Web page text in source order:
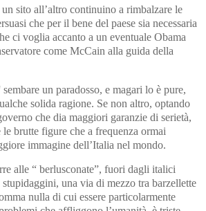
sito all’altro continuino a rimbalzare le
che per il bene del paese sia necessaria
ci voglia accanto a un eventuale Obama
come McCain alla guida della
un paradosso, e magari lo è pure,
solida ragione. Se non altro, optando
che dia maggiori garanzie di serietà,
brutte figure che a frequenza ormai
immagine dell’Italia nel mondo.
alle “ berlusconate”, fuori dagli italici
una via di mezzo tra barzellette
nulla di cui essere particolarmente